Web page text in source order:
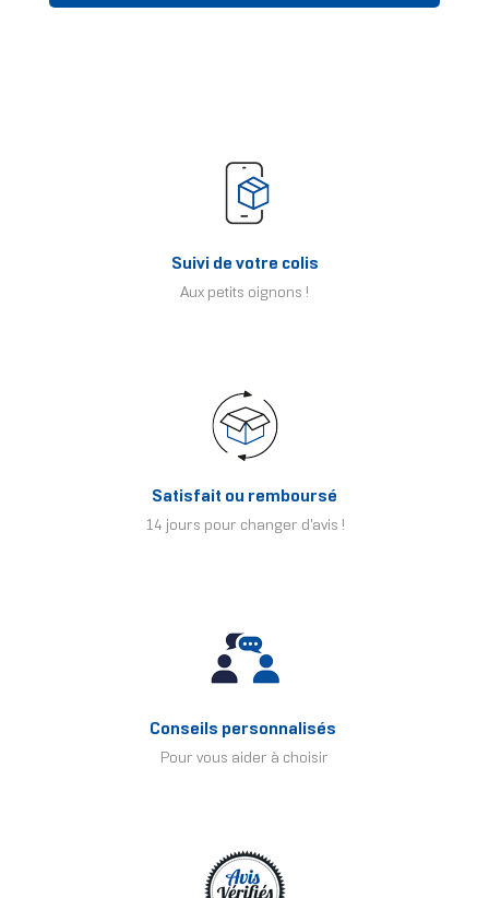
Suivi de votre colis
Aux petits oignons !
Satisfait ou remboursé
14 jours pour changer d'avis !
Conseils personnalisés
Pour vous aider à choisir